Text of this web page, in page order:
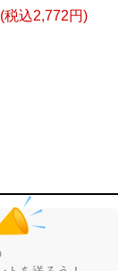
税込2,772円)